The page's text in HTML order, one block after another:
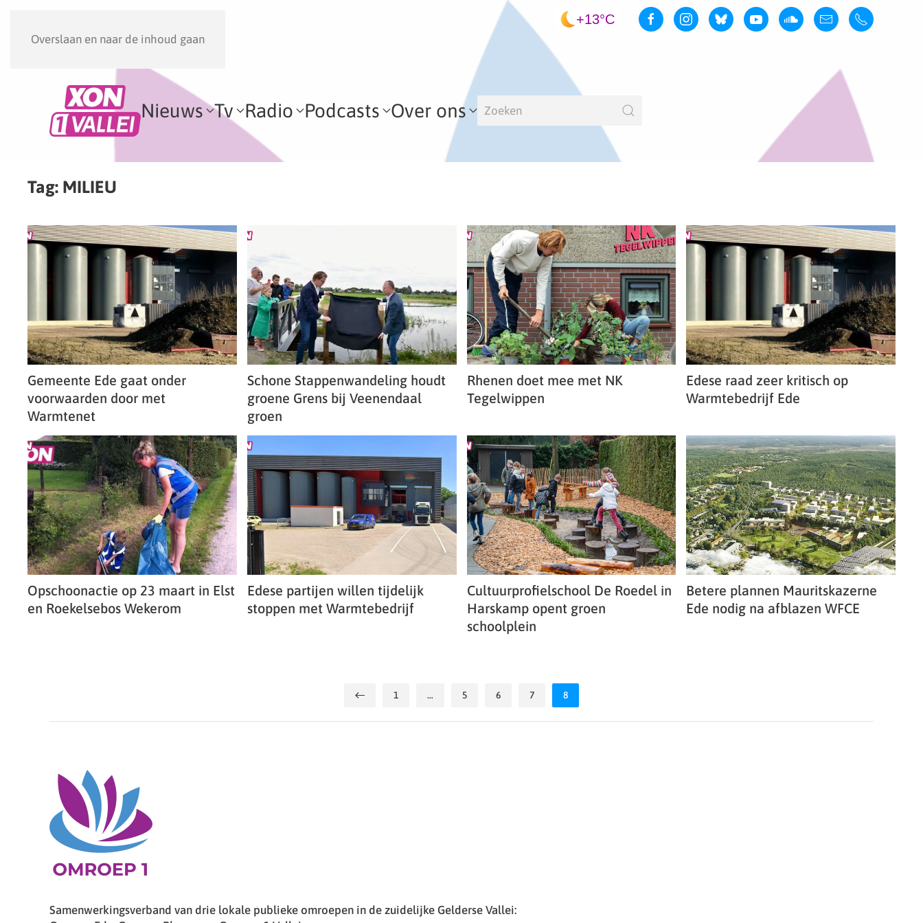
Overslaan en naar de inhoud gaan
+13°C
Nieuws Tv Radio Podcasts Over ons
Tag: MILIEU
Gemeente Ede gaat onder
voorwaarden door met
Warmtenet
Schone Stappenwandeling houdt
groene Grens bij Veenendaal
groen
Rhenen doet mee met NK
Tegelwippen
Edese raad zeer kritisch op
Warmtebedrijf Ede
Opschoonactie op 23 maart in Elst
en Roekelsebos Wekerom
Edese partijen willen tijdelijk
stoppen met Warmtebedrijf
Cultuurprofielschool De Roedel in
Harskamp opent groen
schoolplein
Betere plannen Mauritskazerne
Ede nodig na afblazen WFCE
1 … 5 6 7 8
Samenwerkingsverband van drie lokale publieke omroepen in de zuidelijke Gelderse Vallei: